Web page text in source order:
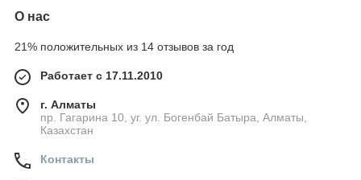
О нас
21% положительных из 14 отзывов за год
Работает с 17.11.2010
г. Алматы
пр. Гагарина 10, уг. ул. Богенбай Батыра, Алматы,
Казахстан
Контакты